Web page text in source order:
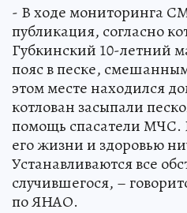
- В ходе мониторинга
публикация, согласно
Губкинский 10-летний
пояс в песке,
этом месте находился
котлован засыпали
помощь спасатели МЧС.
его жизни и здоровью
Устанавливаются все
случившегося, –
по ЯНАО.